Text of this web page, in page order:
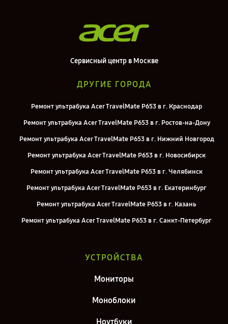
Сервисный центр в Москве
ДРУГИЕ ГОРОДА
Ремонт ультрабука Acer TravelMate P653 в г. Краснодар
Ремонт ультрабука Acer TravelMate P653 в г. Ростов-на-Дону
Ремонт ультрабука Acer TravelMate P653 в г. Нижний Новгород
Ремонт ультрабука Acer TravelMate P653 в г. Новосибирск
Ремонт ультрабука Acer TravelMate P653 в г. Челябинск
Ремонт ультрабука Acer TravelMate P653 в г. Екатеринбург
Ремонт ультрабука Acer TravelMate P653 в г. Казань
Ремонт ультрабука Acer TravelMate P653 в г. Санкт-Петербург
УСТРОЙСТВА
Мониторы
Моноблоки
Ноутбуки